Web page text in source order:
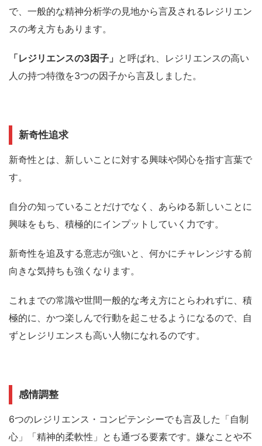
で、一般的な精神分析学の見地から言及されるレジリエン
スの考え方もあります。
「レジリエンスの3因子」 と呼ばれ、レジリエンスの高い
人の持つ特徴を3つの因子から言及しました。
新奇性追求
新奇性とは、新しいことに対する興味や関心を指す言葉で
す。
自分の知っていることだけでなく、 あらゆる新しいことに
興味をもち、積極的にインプットしていく力です。
新奇性を追及する意志が強いと、何かにチャレンジする前
向きな気持ちも強くなります。
これまでの常識や世間一般的な考え方にとらわれずに、積
極的に、かつ楽しんで行動を起こせるようになるので、自
ずとレジリエンスも高い人物になれるのです。
感情調整
6つのレジリエンス・コンピテンシーでも言及した「自制
心」「精神的柔軟性」とも通づる要素です。 嫌なことや不